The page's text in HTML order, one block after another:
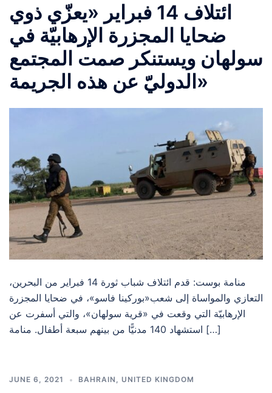
ائتلاف 14 فبراير «يعزّي ذوي
ضحايا المجزرة الإرهابيّة في
سولهان ويستنكر صمت المجتمع
الدوليّ عن هذه الجريمة»
منامة بوست: قدم ائتلاف شباب ثورة 14 فبراير من البحرين،
التعازي والمواساة إلى شعب«بوركينا فاسو»، في ضحايا المجزرة
الإرهابيّة التي وقعت في «قرية سولهان»، والتي أسفرت عن
استشهاد 140 مدنيًّا من بينهم سبعة أطفال. منامة […]
JUNE 6, 2021 BAHRAIN UNITED KINGDOM